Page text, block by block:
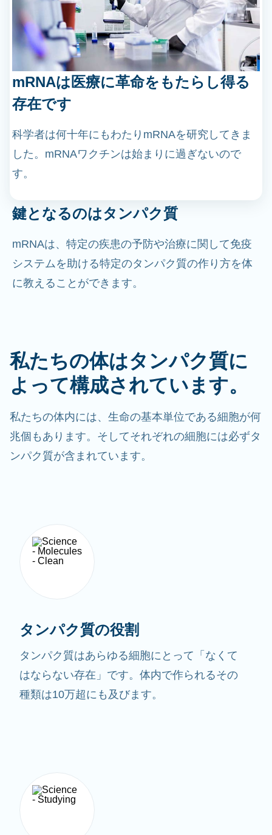
mRNAは医療に革命をもたらし得る
存在です
科学者は何十年にもわたりmRNAを研究してきま
した。mRNAワクチンは始まりに過ぎないので
す。
鍵となるのはタンパク質
mRNAは、特定の疾患の予防や治療に関して免疫
システムを助ける特定のタンパク質の作り方を体
に教えることができます。
私たちの体はタンパク質に
よって構成されています。
私たちの体内には、生命の基本単位である細胞が何
兆個もあります。そしてそれぞれの細胞には必ずタ
ンパク質が含まれています。
タンパク質の役割
タンパク質はあらゆる細胞にとって「なくて
はならない存在」です。体内で作られるその
種類は10万超にも及びます。